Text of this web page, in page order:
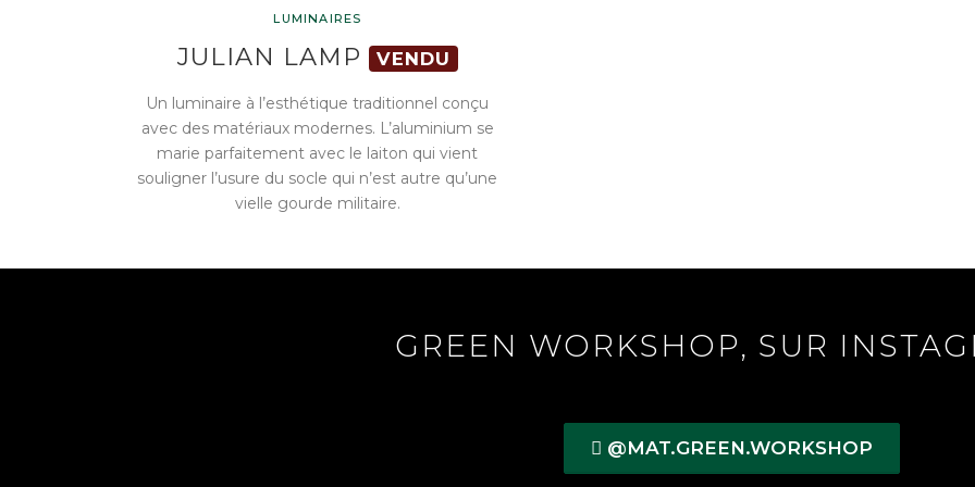
LUMINAIRES
JULIAN LAMP VENDU
Un luminaire à l’esthétique traditionnel conçu
avec des matériaux modernes. L’aluminium se
marie parfaitement avec le laiton qui vient
souligner l’usure du socle qui n’est autre qu’une
vielle gourde militaire.
GREEN WORKSHOP, SUR
@MAT.GREEN.WORKSHOP